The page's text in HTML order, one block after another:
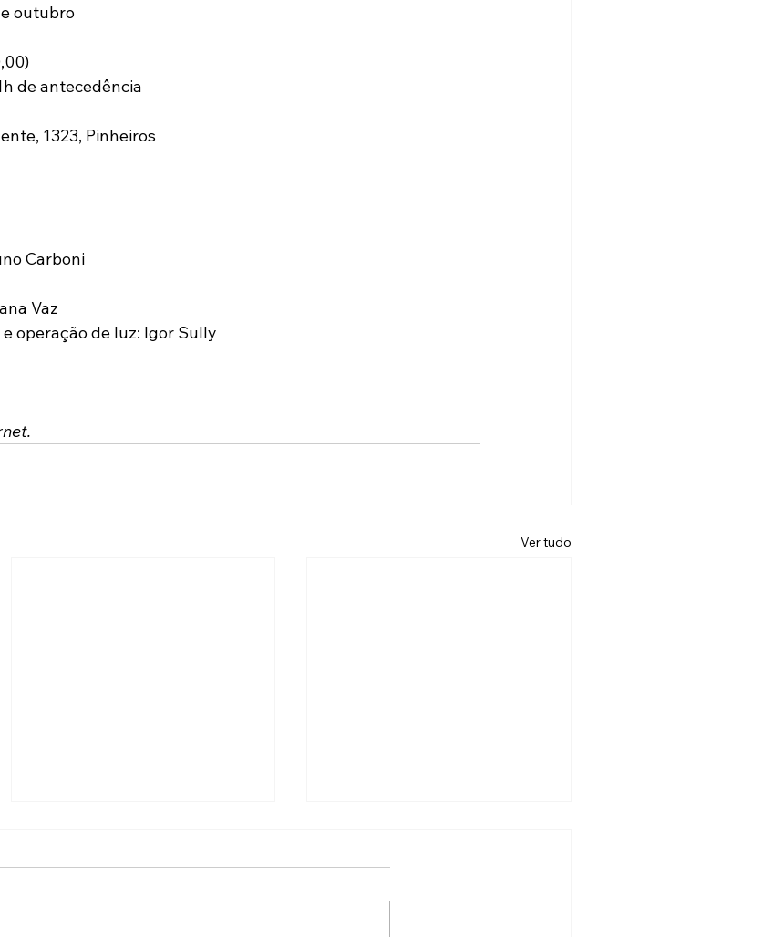
outubro
de antecedência
1323, Pinheiros
Carboni
Vaz
operação de luz: Igor Sully
Ver tudo